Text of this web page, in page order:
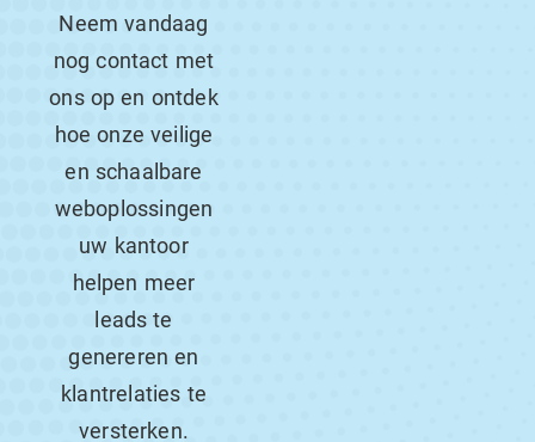
Neem vandaag
nog contact met
ons op en ontdek
hoe onze veilige
en schaalbare
weboplossingen
uw kantoor
helpen meer
leads te
genereren en
klantrelaties te
versterken.